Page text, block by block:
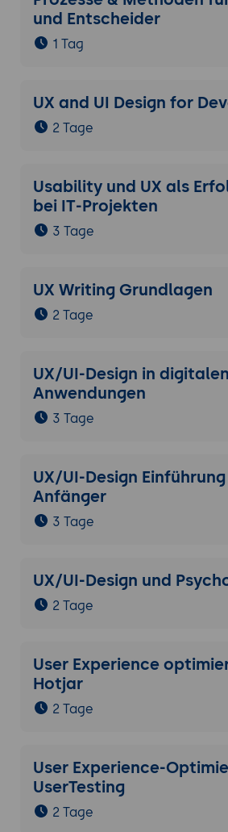
und Entscheider
1 Tag
UX and UI Design for
2 Tage
Usability und UX als
bei IT-Projekten
3 Tage
UX Writing Grundlagen
2 Tage
UX/UI-Design in digitalen
Anwendungen
3 Tage
UX/UI-Design
Anfänger
3 Tage
UX/UI-Design und
2 Tage
User Experience
Hotjar
2 Tage
User Experience-
UserTesting
2 Tage